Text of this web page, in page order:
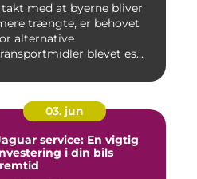
takt med at byerne bliver
trængte, er behovet
alternative
blevet es...
03. jun
service: En vigtig
i din bils